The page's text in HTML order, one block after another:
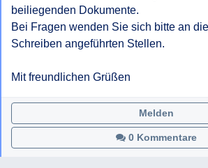
beiliegenden Dokumente.
Bei Fragen wenden Sie sich bitte an
Schreiben angeführten Stellen.
Mit freundlichen Grüßen
0 Kommentare
Melden